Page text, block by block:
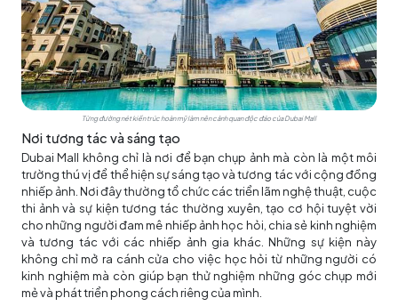
Từng đường nét kiến trúc hoàn mỹ làm nên cảnh quan độc đáo của Dubai Mall
Nơi tương tác và sáng tạo
Dubai Mall không chỉ là nơi để bạn chụp ảnh mà còn là một môi
trường thú vị để thể hiện sự sáng tạo và tương tác với cộng đồng
nhiếp ảnh. Nơi đây thường tổ chức các triển lãm nghệ thuật, cuộc
thi ảnh và sự kiện tương tác thường xuyên, tạo cơ hội tuyệt vời
cho những người đam mê nhiếp ảnh học hỏi, chia sẻ kinh nghiệm
và tương tác với các nhiếp ảnh gia khác. Những sự kiện này
không chỉ mở ra cánh cửa cho việc học hỏi từ những người có
kinh nghiệm mà còn giúp bạn thử nghiệm những góc chụp mới
mẻ và phát triển phong cách riêng của mình.